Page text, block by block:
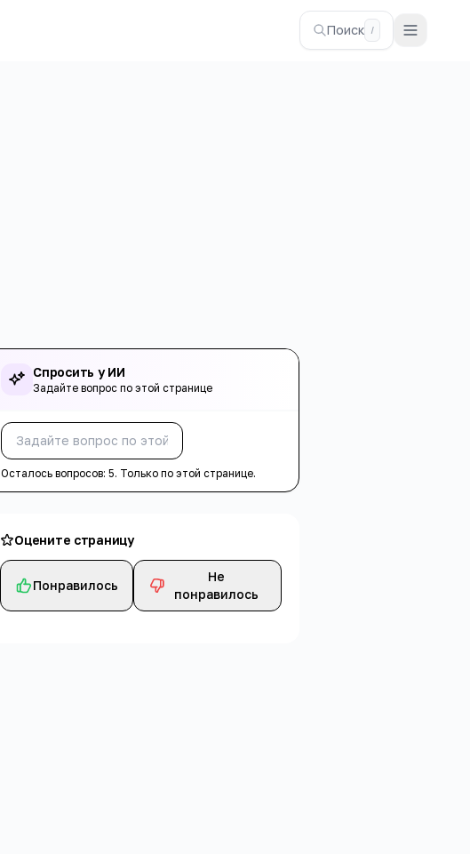
Поиск /
Спросить у ИИ
Задайте вопрос по этой странице
Осталось вопросов:5. Только по этой странице.
Оцените страницу
Понравилось
Не
понравилось